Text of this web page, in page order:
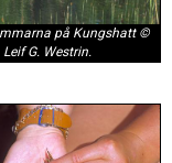
på Kungshatt ©
Leif G. Westrin.